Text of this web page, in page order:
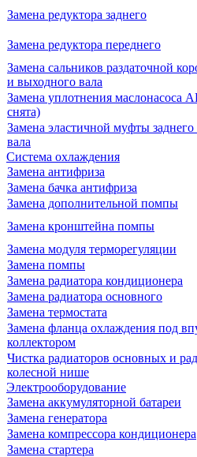
Замена редуктора заднего
Замена редуктора переднего
Замена сальников раздаточной
и выходного вала
Замена уплотнения
снята)
Замена эластичной муфты заднего
вала
Система охлаждения
Замена антифриза
Замена бачка антифриза
Замена дополнительной помпы
Замена кронштейна помпы
Замена модуля терморегуляции
Замена помпы
Замена радиатора кондиционера
Замена радиатора основного
Замена термостата
Замена фланца охлаждения под
коллектором
Чистка радиаторов основных и
колесной нише
Электрооборудование
Замена аккумуляторной батареи
Замена генератора
Замена компрессора кондиционера
Замена стартера